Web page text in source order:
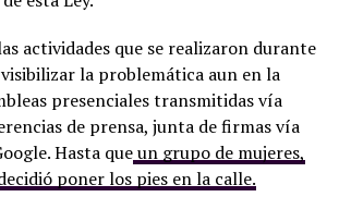
actividades que se realizaron durante
la problemática aun en la
presenciales transmitidas vía
de prensa, junta de firmas vía
Hasta queun grupo de mujeres,
poner los pies en la calle.